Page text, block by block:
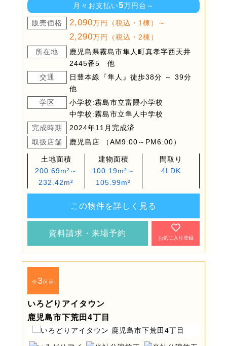
月々お支払い5万円台～
販売価格 2,090万円（税込・1棟）～
2,290万円（税込・2棟）
所在地
鹿児島県霧島市隼人町真孝字西天井
2445番5 他
交通
日豊本線『隼人』徒歩38分 ～ 39分
他
学区
小学校:霧島市立富隈小学校
中学校:霧島市立隼人中学校
完成時期
2024年11月完成済
取扱店舗
鹿児島店 （AM9:00～PM6:00）
土地面積
200.69m²～
232.42m²
建物面積
100.19m²～
105.99m²
間取り
4LDK
この物件を詳しく見る
資料請求・来場予約
お気に入り登録
全3区画
いろどりアイタウン
鹿児島市下荒田4丁目